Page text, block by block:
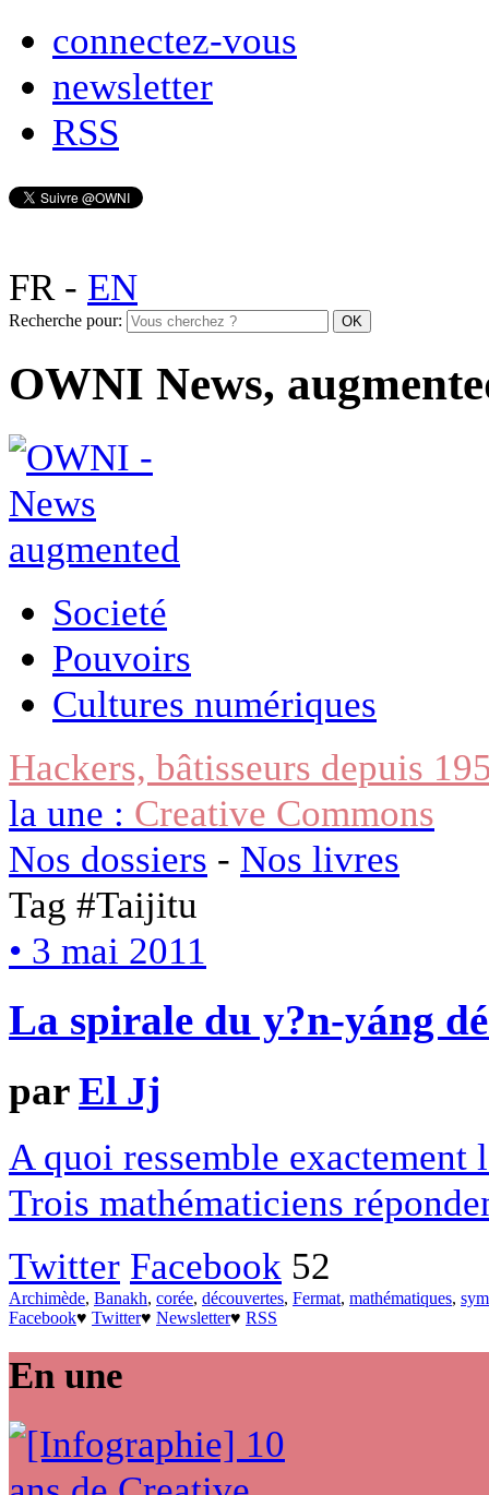
connectez-vous
newsletter
RSS
FR- EN
Recherche pour:
OWNI News,
Societé
Pouvoirs
Cultures numériques
Hackers, bâtisseurs depuis
la une : Creative Commons
Nos dossiers - Nos livres
Tag #Taijitu
• 3 mai 2011
La spirale du y?n-yáng
parEl Jj
A quoi ressemble
Trois mathématiciens
Twitter Facebook 52
Archimède, Banakh, corée, découvertes, Fermat, mathématiques,
Facebook♥ Twitter♥ Newsletter♥ RSS
En une